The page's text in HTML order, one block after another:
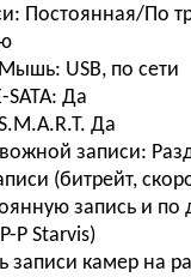
Постоянная/По
Мышь: USB, по сети
Да
Да
записи:
(битрейт,
запись и
P Starvis)
записи камер на